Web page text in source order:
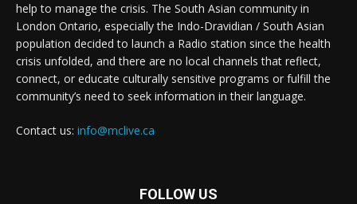
help to manage the crisis. The South Asian community in
London Ontario, especially the Indo-Dravidian / South Asian
population decided to launch a Radio station since the health
crisis unfolded, and there are no local channels that reflect,
connect, or educate culturally sensitive programs or fulfill the
community’s need to seek information in their language.
Contact us: info@mclive.ca
FOLLOW US